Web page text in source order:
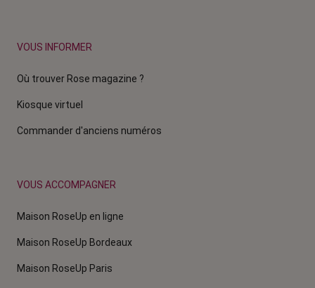
VOUS INFORMER
Où trouver Rose magazine ?
Kiosque virtuel
Commander d'anciens numéros
VOUS ACCOMPAGNER
Maison RoseUp en ligne
Maison RoseUp Bordeaux
Maison RoseUp Paris